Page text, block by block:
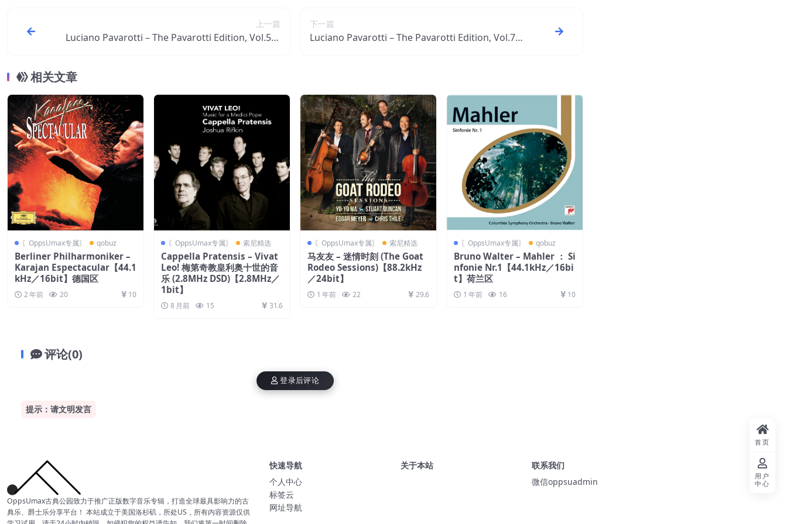
上一篇
Luciano Pavarotti – The Pavarotti Edition, Vol.5：
下一篇
Luciano Pavarotti – The Pavarotti Edition, Vol.7：
相关文章
〖OppsUmax专属〗 qobuz
Berliner Philharmoniker –
Karajan Espectacular【44.1
kHz／16bit】德国区
2 年前 20 10
〖OppsUmax专属〗 索尼精选
Cappella Pratensis – Vivat
Leo! 梅第奇教皇利奥十世的音
乐 (2.8MHz DSD)【2.8MHz／
1bit】
8 月前 15 31.6
〖OppsUmax专属〗 索尼精选
马友友 – 迷情时刻 (The Goat
Rodeo Sessions)【88.2kHz
／24bit】
1 年前 22 29.6
〖OppsUmax专属〗 qobuz
Bruno Walter – Mahler ： Si
nfonie Nr.1【44.1kHz／16bi
t】荷兰区
1 年前 16 10
评论(0)
提示：请文明发言
登录后评论
OppsUmax古典公园致力于推广正版数字音乐专辑，打造全球最具影响力的古
典乐、爵士乐分享平台！ 本站成立于美国洛杉矶，所处US，所有内容资源仅供
快速导航
个人中心
标签云
网址导航
关于本站
联系我们
微信oppsuadmin
首页
用户
中心